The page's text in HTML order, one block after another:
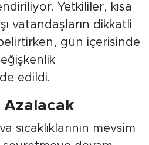
Yetkililer, kısa
vatandaşların dikkatli
gün içerisinde
edildi.
Azalacak
sıcaklıklarının mevsim